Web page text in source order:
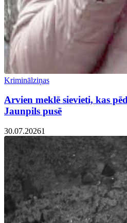
Kriminālziņas
Arvien meklē sievieti, kas
Jaunpils pusē
30.07.20261